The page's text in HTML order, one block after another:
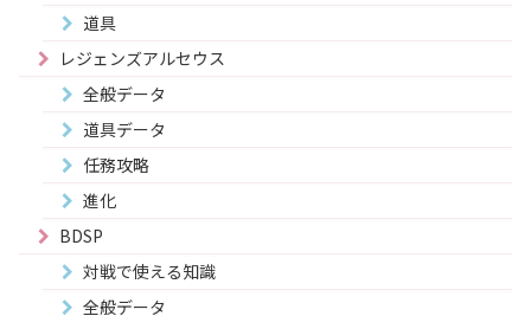
道具
レジェンズアルセウス
全般データ
道具データ
任務攻略
進化
BDSP
対戦で使える知識
全般データ